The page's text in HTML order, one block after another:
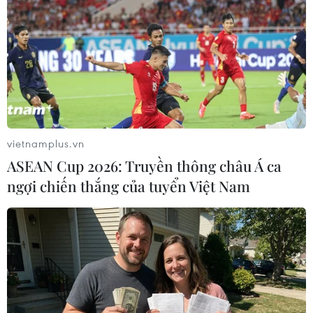
Nga và Iran thảo luận về giải pháp cho
tình hình Syria
20/12/2016 04:28
Điện Kremlin ra thông báo cho biết Tổng thống Nga
Vladimir Putin đã có cuộc điện đàm với Tổng thống Iran
Hassan Rouhani, trong đó thảo luận về tình hình Syria.
vietnamplus.vn
ASEAN Cup 2026: Truyền thông châu Á ca
ngợi chiến thắng của tuyển Việt Nam